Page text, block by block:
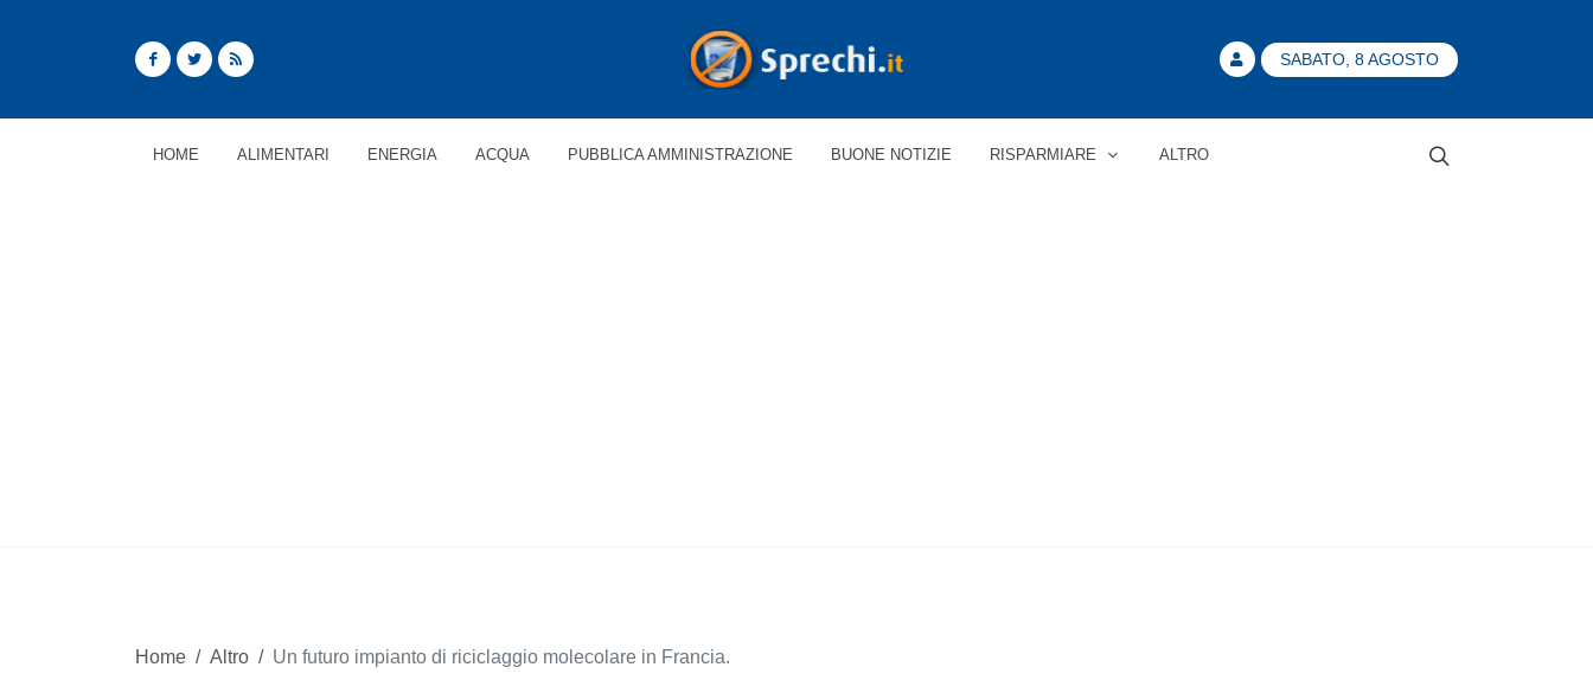
SABATO, 8 AGOSTO
HOME ALIMENTARI ENERGIA ACQUA PUBBLICA AMMINISTRAZIONE BUONE NOTIZIE RISPARMIARE ALTRO
Home / Altro / Un futuro impianto di riciclaggio molecolare in Francia.